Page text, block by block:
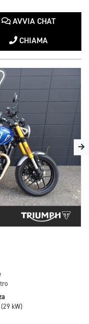
AVVIA CHAT
CHIAMA
kW)